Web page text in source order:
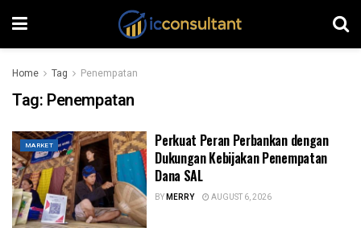
Home Tag Penempatan
Tag: Penempatan
MARKET
Perkuat Peran Perbankan dengan
Dukungan Kebijakan Penempatan
Dana SAL
BYMERRY AUGUST 6, 2026